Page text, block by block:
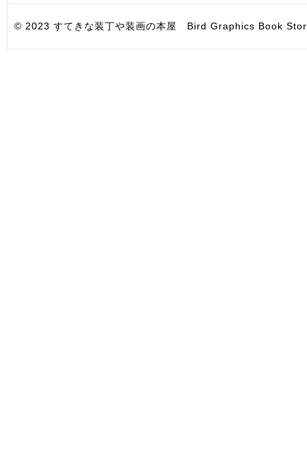
© 2023 すてきな装丁や装画の本屋 Bird Graphics Book